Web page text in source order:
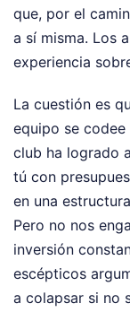
que, por el
a sí misma. Los
experiencia
La cuestión es
equipo se
club ha logrado
tú con
en una
Pero no nos
inversión
escépticos
a colapsar si no